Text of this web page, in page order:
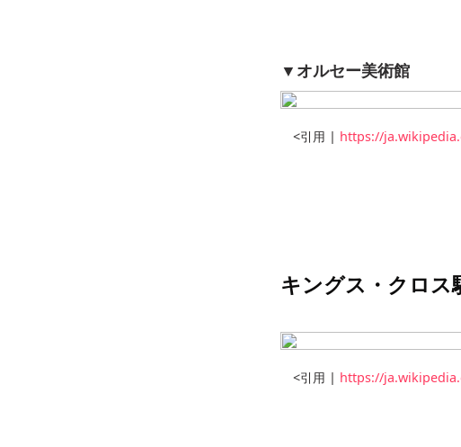
▼オルセー美術館
<引用 | https://
キングス・クロス
<引用 | https://